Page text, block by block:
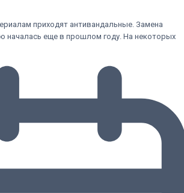
приходят антивандальные. Замена
началась еще в прошлом году. На некоторых